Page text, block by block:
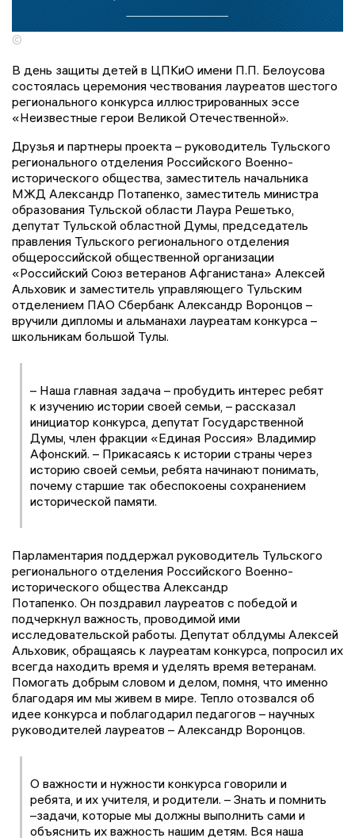
©
В день защиты детей в ЦПКиО имени П.П. Белоусова
состоялась церемония чествования лауреатов шестого
регионального конкурса иллюстрированных эссе
«Неизвестные герои Великой Отечественной».
Друзья и партнеры проекта – руководитель Тульского
регионального отделения Российского Военно-
исторического общества, заместитель начальника
МЖД Александр Потапенко, заместитель министра
образования Тульской области Лаура Решетько,
депутат Тульской областной Думы, председатель
правления Тульского регионального отделения
общероссийской общественной организации
«Российский Союз ветеранов Афганистана» Алексей
Альховик и заместитель управляющего Тульским
отделением ПАО Сбербанк Александр Воронцов –
вручили дипломы и альманахи лауреатам конкурса –
школьникам большой Тулы.
– Наша главная задача – пробудить интерес ребят
к изучению истории своей семьи, – рассказал
инициатор конкурса, депутат Государственной
Думы, член фракции «Единая Россия» Владимир
Афонский. – Прикасаясь к истории страны через
историю своей семьи, ребята начинают понимать,
почему старшие так обеспокоены сохранением
исторической памяти.
Парламентария поддержал руководитель Тульского
регионального отделения Российского Военно-
исторического общества Александр
Потапенко. Он поздравил лауреатов с победой и
подчеркнул важность, проводимой ими
исследовательской работы. Депутат облдумы Алексей
Альховик, обращаясь к лауреатам конкурса, попросил их
всегда находить время и уделять время ветеранам.
Помогать добрым словом и делом, помня, что именно
благодаря им мы живем в мире. Тепло отозвался об
идее конкурса и поблагодарил педагогов – научных
руководителей лауреатов – Александр Воронцов.
О важности и нужности конкурса говорили и
ребята, и их учителя, и родители. – Знать и помнить
–задачи, которые мы должны выполнить сами и
объяснить их важность нашим детям. Вся наша